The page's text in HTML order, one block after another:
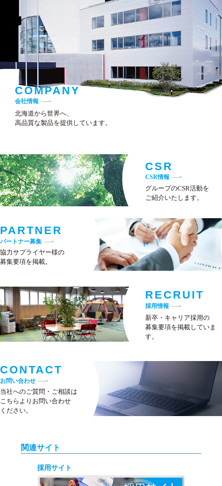
COMPANY
会社情報
北海道から世界へ、
高品質な製品を提供しています。
CSR
CSR情報
グループのCSR活動を
ご紹介いたします。
PARTNER
パートナー募集
協力サプライヤー様の
募集要項を掲載。
RECRUIT
採用情報
新卒・キャリア採用の
募集要項を掲載していま
す。
CONTACT
お問い合わせ
当社へのご質問・ご相談は
こちらよりお問い合わせ
ください。
関連サイト
採用サイト